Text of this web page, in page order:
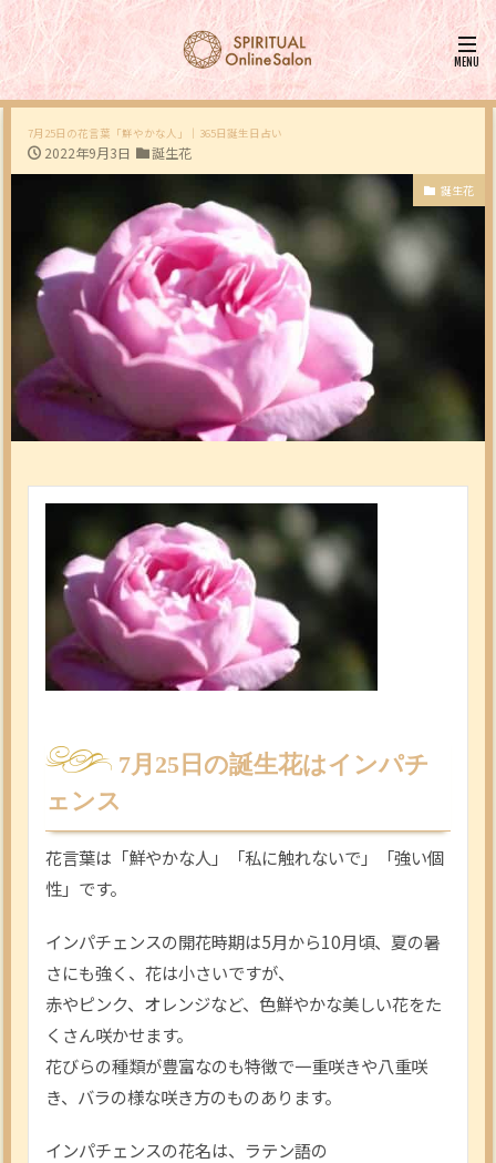
7月25日の花言葉「鮮やかな人」｜365日誕生日占い
2022年9月3日 誕生花
誕生花
7月25日の誕生花はインパチ
ェンス
花言葉は「鮮やかな人」「私に触れないで」「強い個
性」です。
インパチェンスの開花時期は5月から10月頃、夏の暑
さにも強く、花は小さいですが、
赤やピンク、オレンジなど、色鮮やかな美しい花をた
くさん咲かせます。
花びらの種類が豊富なのも特徴で一重咲きや八重咲
き、バラの様な咲き方のものあります。
インパチェンスの花名は、ラテン語の